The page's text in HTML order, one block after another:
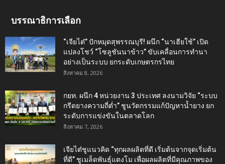
บรรณาธิการเลือก
“เจียไต๋” ปักหมุดสุพรรณบุรี! ผนึก “นาเฮียใช้” เปิด
แปลงโชว์ “โซลูชันนาข้าว” ขับเคลื่อนการทำนา
อย่างเป็นระบบ ยกระดับเกษตรกรไทย
สิงหาคม 8, 2026
กยท. ผนึก 4 หน่วยงาน 3 ประเทศ ลงนามวิจัย “ระบบ
กรีดยางความถี่ต่ำ” ชูนวัตกรรมแก้ปัญหาน้ำยาง ยก
ระดับการแข่งขันในตลาดโลก
สิงหาคม 7, 2026
เจียไต๋ชูแนวคิด “ทุกผลผลิตที่ดี เริ่มต้นจากจุดเริ่มต้น
ที่ดี” ชูเมล็ดพันธุ์แตงโม เพื่อผลผลิตที่มีคุณภาพของ